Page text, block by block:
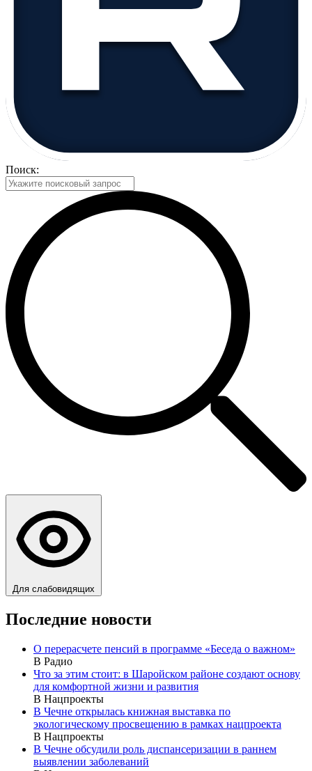
Поиск:
Для слабовидящих
Последние новости
О перерасчете пенсий в программе «Беседа о важном»
В Радио
Что за этим стоит: в Шаройском районе создают основу
для комфортной жизни и развития
В Нацпроекты
В Чечне открылась книжная выставка по
экологическому просвещению в рамках нацпроекта
В Нацпроекты
В Чечне обсудили роль диспансеризации в раннем
выявлении заболеваний